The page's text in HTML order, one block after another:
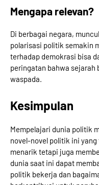
Mengapa relevan?
Di berbagai negara,
polarisasi politik semakin
terhadap demokrasi bisa
peringatan bahwa
waspada.
Kesimpulan
Mempelajari dunia politik
novel-novel politik ini
menarik tetapi juga
dunia saat ini dapat
politik bekerja dan